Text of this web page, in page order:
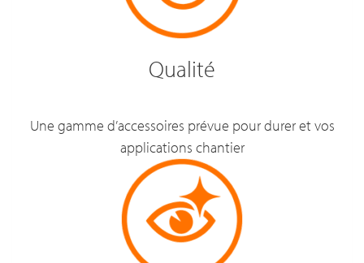
Qualité
Une gamme d’accessoires prévue pour durer et vos
applications chantier